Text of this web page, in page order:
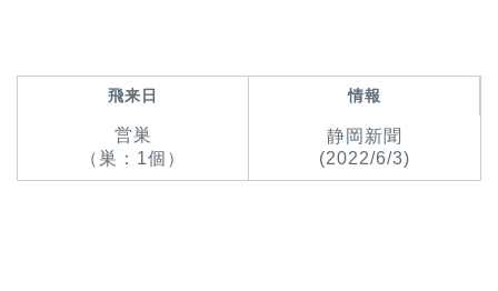
飛来日 情報
営巣
（巣：1個）
静岡新聞
(2022/6/3)